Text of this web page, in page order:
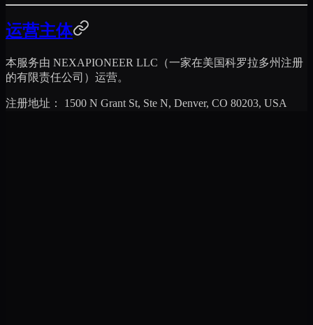
运营主体
本服务由 NEXAPIONEER LLC （一家在美国科罗拉多州注册
的有限责任公司）运营。
注册地址： 1500 N Grant St, Ste N, Denver, CO 80203, USA